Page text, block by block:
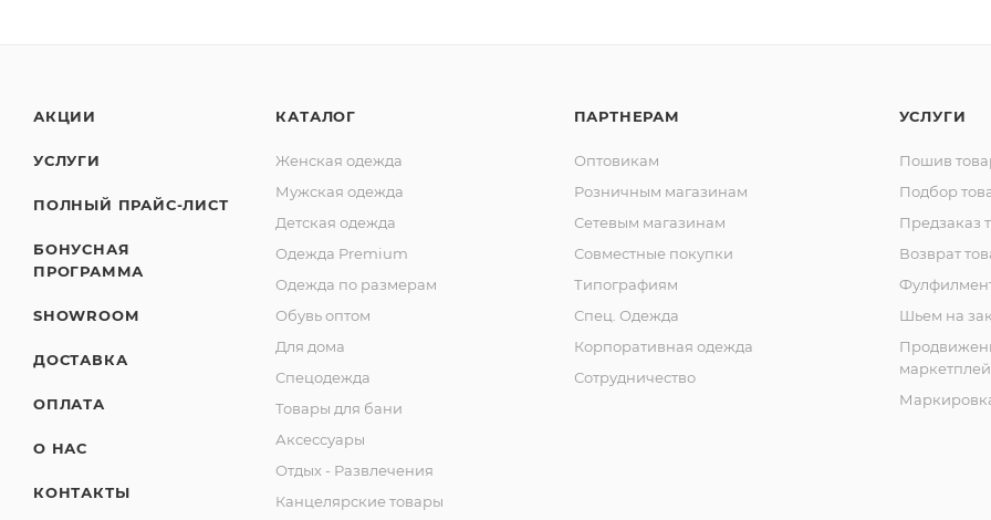
АКЦИИ
УСЛУГИ
ПОЛНЫЙ ПРАЙС-ЛИСТ
БОНУСНАЯ
ПРОГРАММА
SHOWROOM
ДОСТАВКА
ОПЛАТА
О НАС
КОНТАКТЫ
КАТАЛОГ
Женская одежда
Мужская одежда
Детская одежда
Одежда Premium
Одежда по размерам
Обувь оптом
Для дома
Спецодежда
Товары для бани
Аксессуары
Отдых - Развлечения
Канцелярские товары
ПАРТНЕРАМ
Оптовикам
Розничным магазинам
Сетевым магазинам
Совместные покупки
Типографиям
Спец. Одежда
Корпоративная одежда
Сотрудничество
УСЛУГИ
Пошив
Подбор
Предзаказ
Возврат
Шьем на